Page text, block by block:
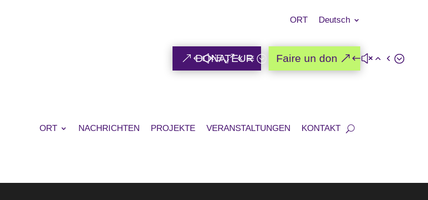
ORT Deutsch
DONATEUR Faire un don
ORT NACHRICHTEN PROJEKTE VERANSTALTUNGEN KONTAKT